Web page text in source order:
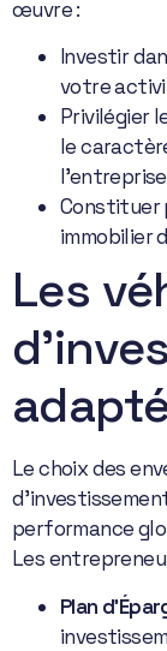
œuvre :
Investir
votre
Privilégier
le
l’entreprise
Constituer
immobilier
Les
Le choix des
performance
Les
Plan